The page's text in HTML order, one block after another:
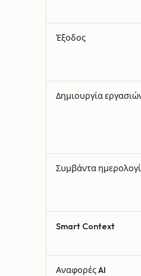
Έξοδος
Δημιουργία
Συμβάντα
Smart Context
Αναφορές AI